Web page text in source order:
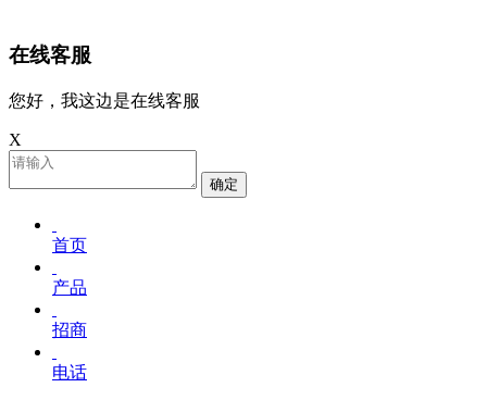
在线客服
您好，我这边是在线客服
X
确定
首页
产品
招商
电话